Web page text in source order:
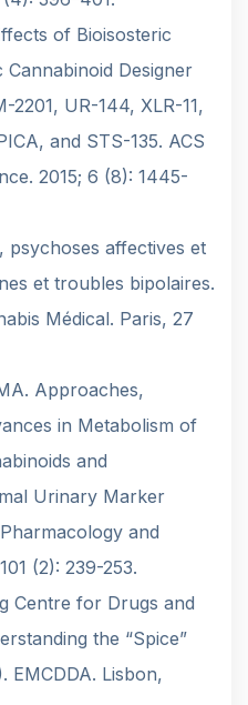
of Bioisosteric
Designer
2201, UR-144, XLR-11,
and STS-135. ACS
2015; 6 (8): 1445-
psychoses affectives et
et troubles bipolaires.
Médical. Paris, 27
Approaches,
in Metabolism of
and
Urinary Marker
and
(2): 239-253.
Centre for Drugs and
the “Spice”
EMCDDA. Lisbon,